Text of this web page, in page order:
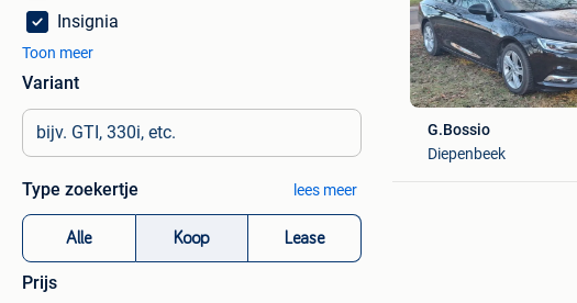
Insignia
Toon meer
Variant
Type zoekertje lees meer
Alle Koop Lease
Prijs
G.Bossio
Diepenbeek